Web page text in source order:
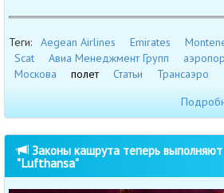
Теги: Aegean Airlines Emirates
Scat
Авиа Менеджмент Групп
Москова
полет Статьи
Трансаэро
Законы кашрута теперь
"Lufthansa"